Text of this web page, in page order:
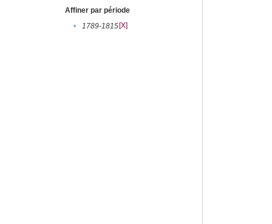
Affiner par période
•
1789-1815[X]